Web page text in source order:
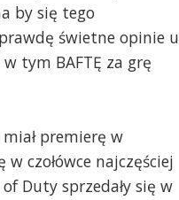
by się tego
świetne opinie u
tym BAFTĘ za grę
premierę w
czołówce najczęściej
Duty sprzedały się w